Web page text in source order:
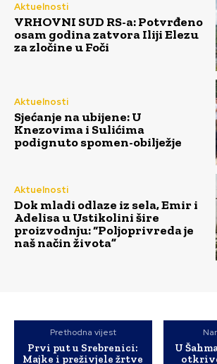
Aktuelnosti
VRHOVNI SUD RS-a: Potvrđeno
osam godina zatvora Iliji Elezu
za zločine u Foči
Aktuelnosti
Sjećanje na ubijene: U
Knezovima i Sulićima
podignuto spomen-obilježje
Aktuelnosti
Dok mladi odlaze iz sela, Emir i
Adelisa u Ustikolini šire
proizvodnju: “Poljoprivreda je
naš način života”
Prethodna vijest
Prvi put u Srebrenici:
Majke i preživjele žrtve
U